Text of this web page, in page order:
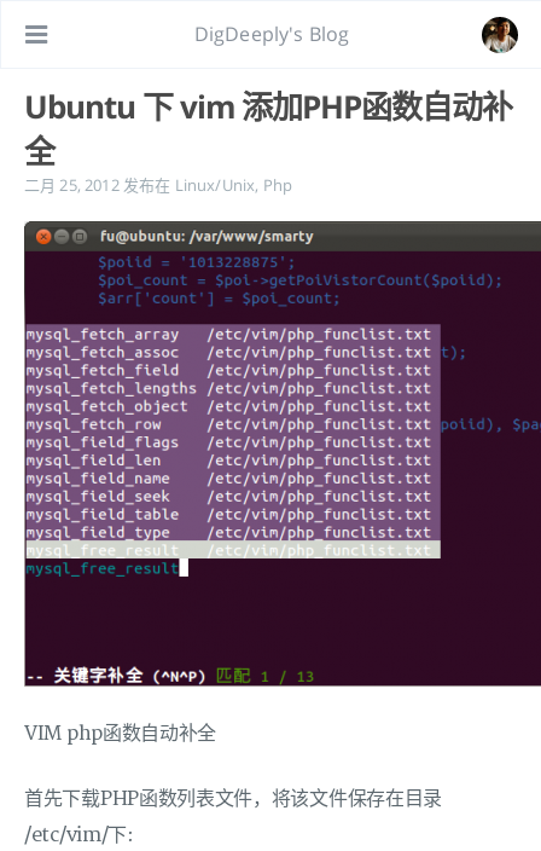
DigDeeply's Blog
Ubuntu 下 vim 添加PHP函数自动补
全
二月 25, 2012 发布在 Linux/Unix, Php
VIM php函数自动补全
首先下载PHP函数列表文件，将该文件保存在目录
/etc/vim/下: